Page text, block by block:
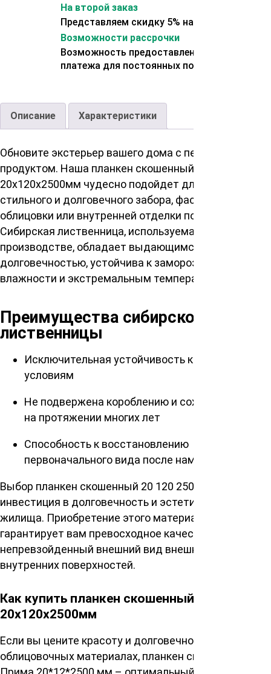
На второй заказ
Представляем скидку 5% на второй заказ
Возможности рассрочки
Возможность предоставления отсрочки
платежа для постоянных покупателей.
Описание Характеристики
Обновите экстерьер вашего дома с первоклассным
продуктом. Наша планкен скошенный сорт Прима
20х120х2500мм чудесно подойдет для оформления
стильного и долговечного забора, фасадной
облицовки или внутренней отделки помещений.
Сибирская лиственница, используемая в
производстве, обладает выдающимся качеством и
долговечностью, устойчива к заморозкам, высокой
влажности и экстремальным температурам.
Преимущества сибирской
лиственницы
Исключительная устойчивость к внешним
условиям
Не подвержена короблению и сохраняет форму
на протяжении многих лет
Способность к восстановлению
первоначального вида после намокания
Выбор планкен скошенный 20 120 2500 мм – это
инвестиция в долговечность и эстетику вашего
жилища. Приобретение этого материала
гарантирует вам превосходное качество и
непревзойденный внешний вид внешних и
внутренних поверхностей.
Как купить планкен скошенный сорт Прима
20х120х2500мм
Если вы цените красоту и долговечность в
облицовочных материалах, планкен скошенный сорт